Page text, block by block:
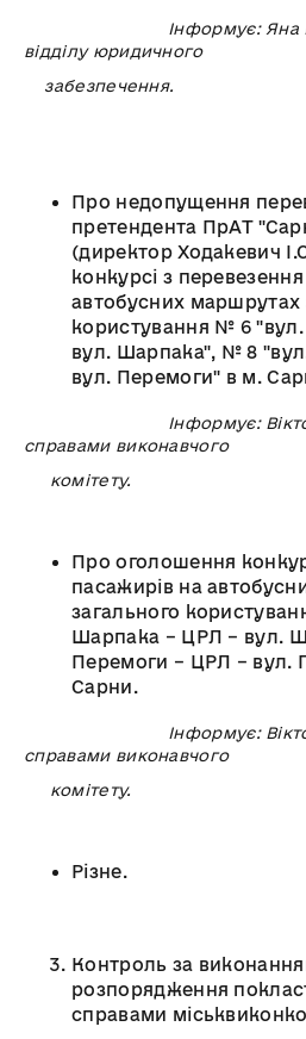
Інформує: Яна
відділу юридичного
забезпечення.
Про недопущення
претендента ПрАТ
(директор Ходакевич
конкурсі з
автобусних маршрутах
користування № 6
вул. Шарпака", № 8
вул. Перемоги" в м.
Інформує:
справами виконавчого
комітету.
Про оголошення
пасажирів на
загального
Шарпака – ЦРЛ – вул.
Перемоги – ЦРЛ – вул.
Сарни.
Інформує:
справами виконавчого
комітету.
Різне.
Контроль за
розпорядження
справами